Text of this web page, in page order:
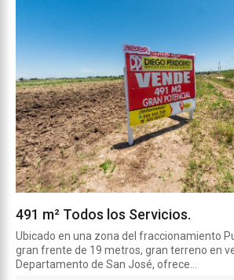
491 m² Todos los Servicios.
Ubicado en una zona del fraccionamiento
gran frente de 19 metros, gran terreno en
Departamento de San José, ofrece...